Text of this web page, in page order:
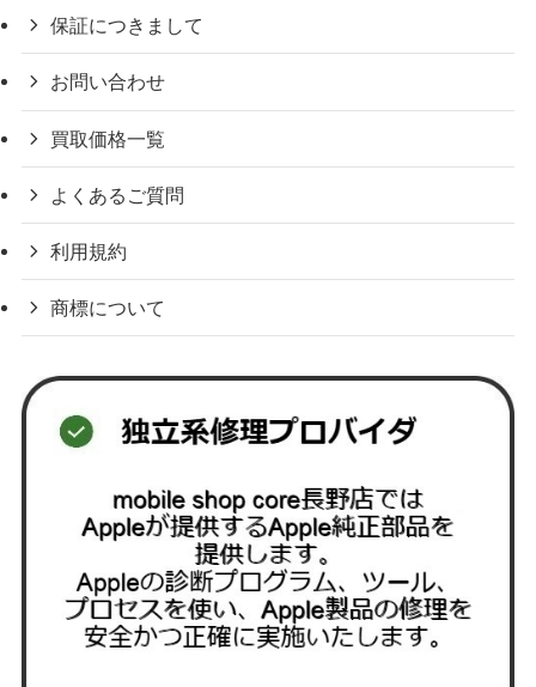
保証につきまして
お問い合わせ
買取価格一覧
よくあるご質問
利用規約
商標について